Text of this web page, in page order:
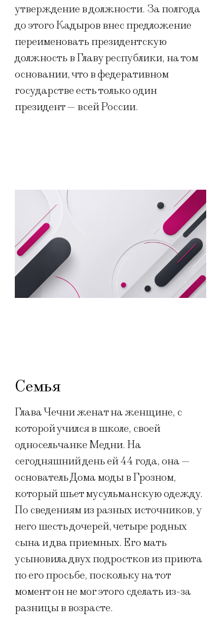
утверждение в должности. За полгода
до этого Кадыров внес предложение
переименовать президентскую
должность в Главу республики, на том
основании, что в федеративном
государстве есть только один
президент — всей России.
Семья
Глава Чечни женат на женщине, с
которой учился в школе, своей
односельчанке Медни. На
сегодняшний день ей 44 года, она —
основатель Дома моды в Грозном,
который шьет мусульманскую одежду.
По сведениям из разных источников, у
него шесть дочерей, четыре родных
сына и два приемных. Его мать
усыновила двух подростков из приюта
по его просьбе, поскольку на тот
момент он не мог этого сделать из-за
разницы в возрасте.